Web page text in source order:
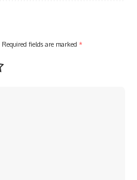
Required fields are marked *